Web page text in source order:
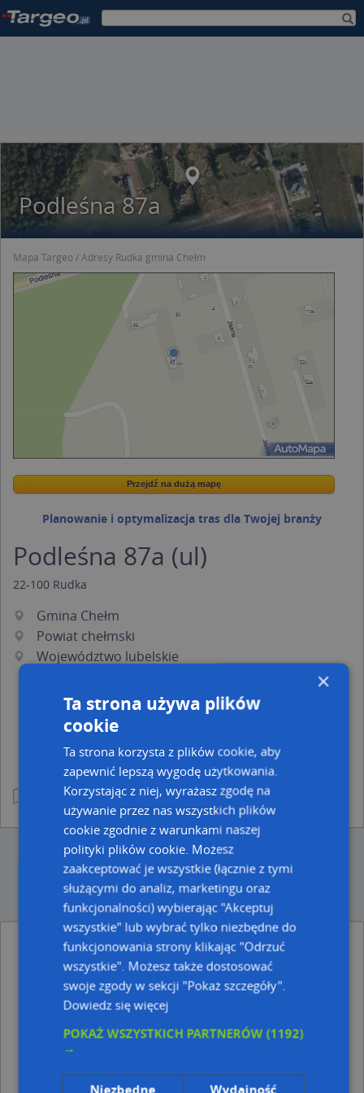
Podleśna 87a
Mapa Targeo Adresy Rudka gmina Chełm
Wstaw tę mapkę na swoją stronę
Przejdź na dużą mapę
Przejdź na dużą mapę
Planowanie i optymalizacja tras dla Twojej branży
Podleśna 87a (ul)
22-100 Rudka
Gmina Chełm
Powiat chełmski
Województwo lubelskie
Ulice w pobliżu
Rudka, Rudka, Ulica (22-100)
Najbliższe obszary kodów pocztowych
Kod pocztowy 22-100
×
Ta strona używa plików
cookie
Ta strona korzysta z plików cookie, aby
zapewnić lepszą wygodę użytkowania.
Korzystając z niej, wyrażasz zgodę na
używanie przez nas wszystkich plików
cookie zgodnie z warunkami naszej
polityki plików cookie. Możesz
zaakceptować je wszystkie (łącznie z tymi
służącymi do analiz, marketingu oraz
funkcjonalności) wybierając "Akceptuj
wszystkie" lub wybrać tylko niezbędne do
funkcjonowania strony klikając "Odrzuć
wszystkie". Możesz także dostosować
swoje zgody w sekcji "Pokaż szczegóły".
Dowiedz się więcej
POKAŻ WSZYSTKICH PARTNERÓW(1192)
→
Niezbędne Wydajność